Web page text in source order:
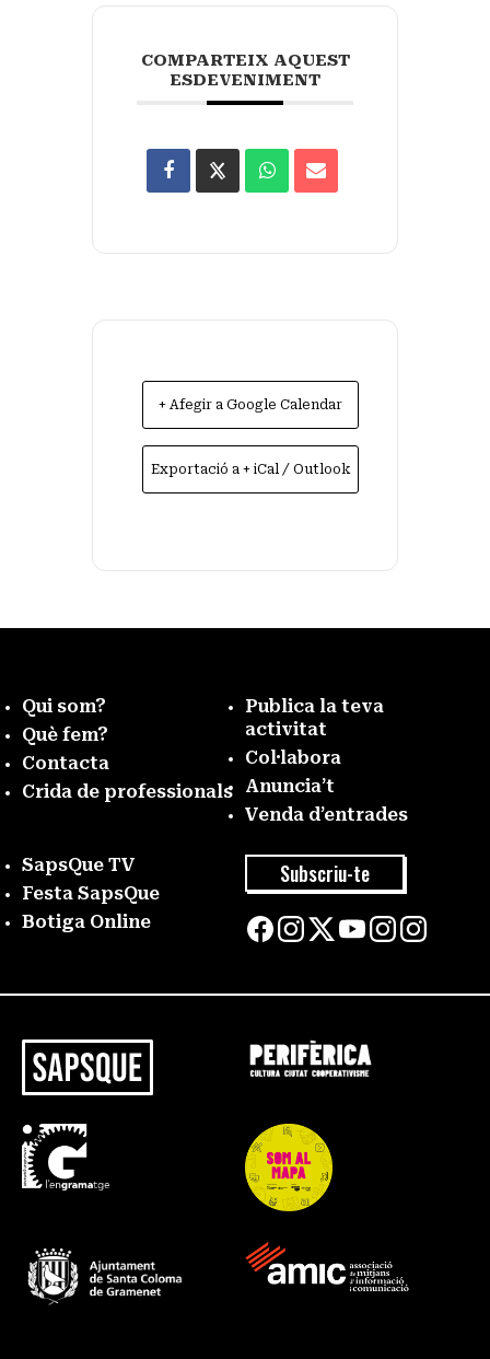
COMPARTEIX AQUEST
ESDEVENIMENT
+ Afegir a Google Calendar
Exportació a + iCal / Outlook
Qui som?
Què fem?
Contacta
Crida de professionals
Publica la teva
activitat
Col·labora
Anuncia’t
Venda d’entrades
SapsQue TV
Festa SapsQue
Botiga Online
Subscriu-te